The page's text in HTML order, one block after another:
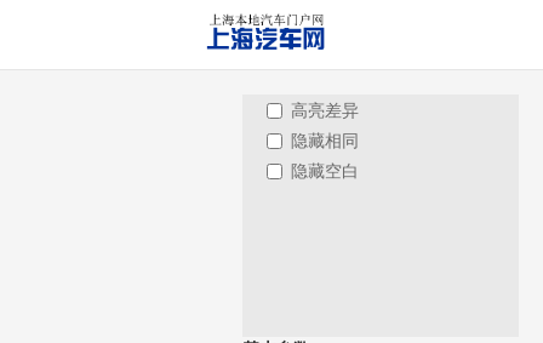
高亮差异
隐藏相同
隐藏空白